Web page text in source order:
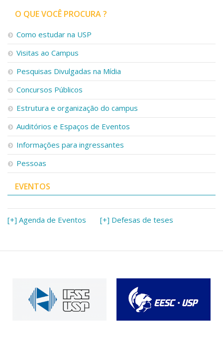
O QUE VOCÊ PROCURA ?
Como estudar na USP
Visitas ao Campus
Pesquisas Divulgadas na Mídia
Concursos Públicos
Estrutura e organização do campus
Auditórios e Espaços de Eventos
Informações para ingressantes
Pessoas
EVENTOS
[+] Agenda de Eventos [+] Defesas de teses